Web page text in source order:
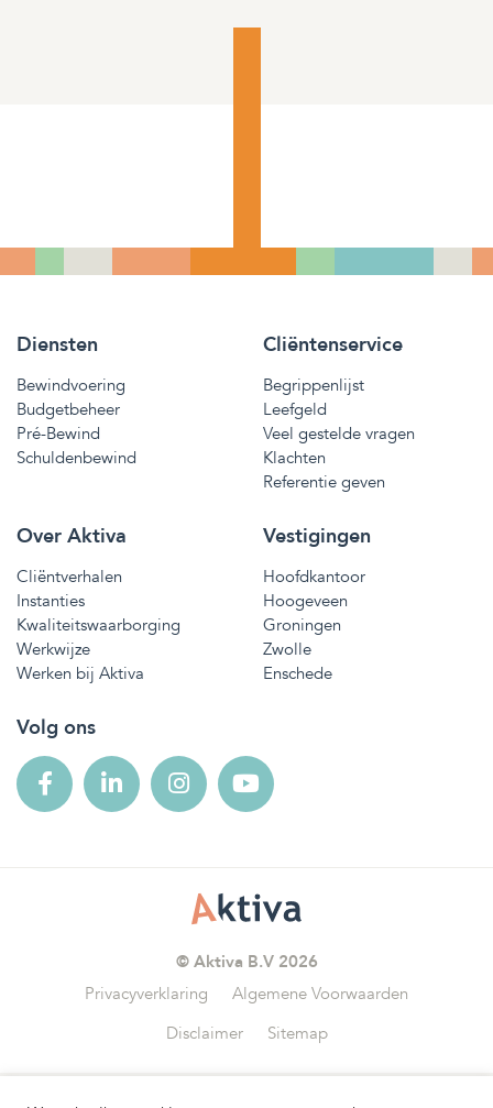
Diensten
Bewindvoering
Budgetbeheer
Pré-Bewind
Schuldenbewind
Cliëntenservice
Begrippenlijst
Leefgeld
Veel gestelde vragen
Klachten
Referentie geven
Over Aktiva
Cliëntverhalen
Instanties
Kwaliteitswaarborging
Werkwijze
Werken bij Aktiva
Vestigingen
Hoofdkantoor
Hoogeveen
Groningen
Zwolle
Enschede
Volg ons
© Aktiva B.V 2026
Privacyverklaring
Algemene Voorwaarden
Disclaimer
Sitemap